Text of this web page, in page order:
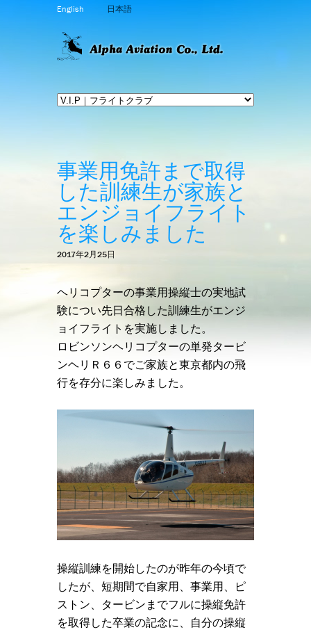
English 日本語
事業用免許まで取得
した訓練生が家族と
エンジョイフライト
を楽しみました
2017年2月25日
ヘリコプターの事業用操縦士の実地試
験につい先日合格した訓練生がエンジ
ョイフライトを実施しました。
ロビンソンヘリコプターの単発タービ
ンヘリＲ６６でご家族と東京都内の飛
行を存分に楽しみました。
操縦訓練を開始したのが昨年の今頃で
したが、短期間で自家用、事業用、ピ
ストン、タービンまでフルに操縦免許
を取得した卒業の記念に、自分の操縦